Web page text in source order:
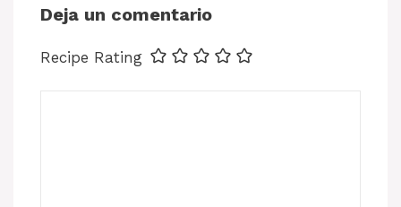
Deja un comentario
Recipe Rating